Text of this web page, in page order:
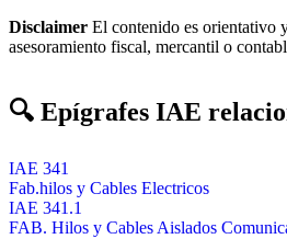
Disclaimer El contenido es orientativo
asesoramiento fiscal, mercantil o
🔍 Epígrafes IAE
IAE 341
Fab.hilos y Cables Electricos
IAE 341.1
FAB. Hilos y Cables Aislados